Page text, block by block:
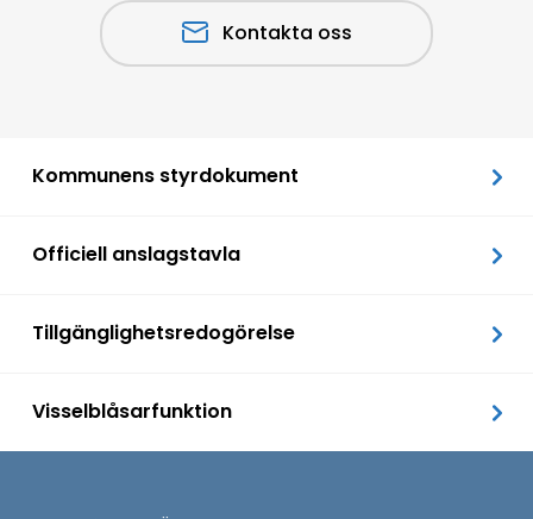
Kontakta oss
Kommunens styrdokument
Officiell anslagstavla
Tillgänglighetsredogörelse
Visselblåsarfunktion